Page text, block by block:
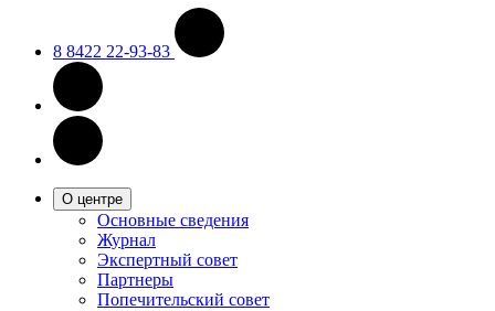
8 8422 22-93-83
О центре
Основные сведения
Журнал
Экспертный совет
Партнеры
Попечительский совет